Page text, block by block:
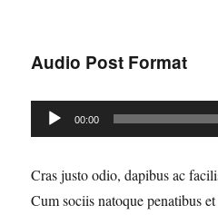
Audio Post Format
Audio-
Player
00:00
Cras justo odio, dapibus ac
Cum sociis natoque penatibus